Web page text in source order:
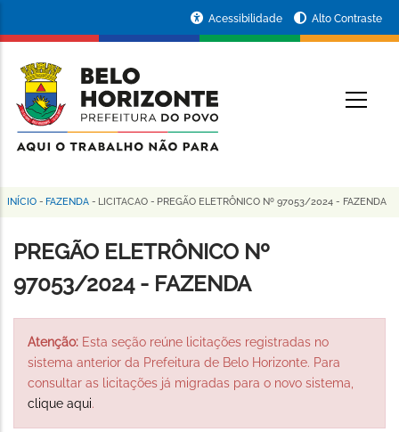
conteúdo
principal
da
Prefeitura
de
Horizonte
Acessibilidade Alto Contraste
Trilha
de
navegação
INÍCIO - FAZENDA - LICITACAO - PREGÃO ELETRÔNICO Nº 97053/2024 - FAZENDA
PREGÃO ELETRÔNICO Nº
97053/2024 - FAZENDA
Atenção: Esta seção reúne licitações registradas no
sistema anterior da Prefeitura de Belo Horizonte. Para
consultar as licitações já migradas para o novo sistema,
clique aqui.